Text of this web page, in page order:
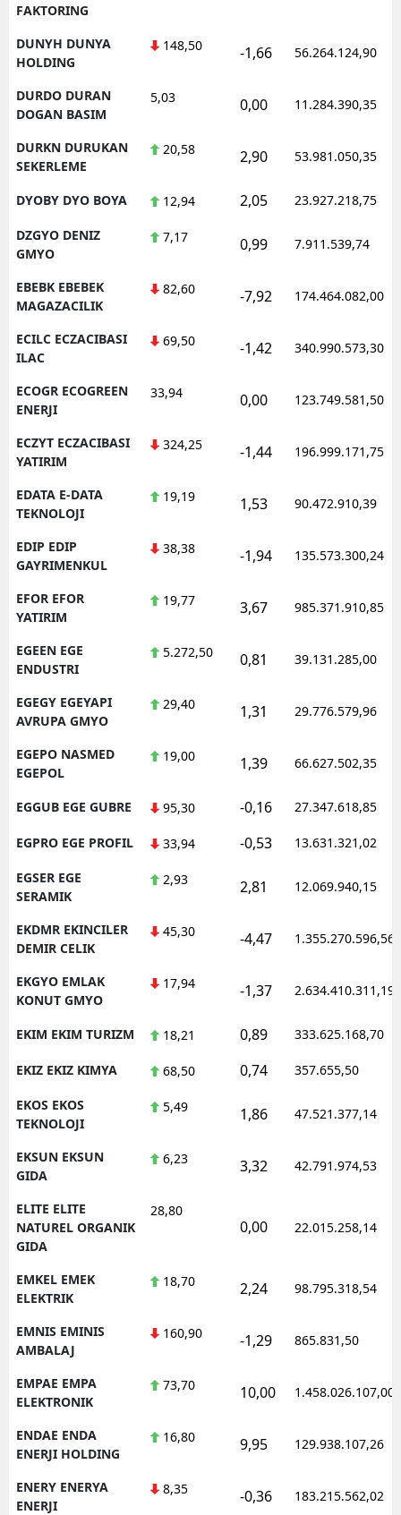
FAKTORING
DUNYH DUNYA
HOLDING
148,50 -1,66 56.264.124,90
DURDO DURAN
DOGAN BASIM
5,03 0,00 11.284.390,35
DURKN DURUKAN
SEKERLEME
20,58 2,90 53.981.050,35
DYOBY DYO BOYA 12,94 2,05 23.927.218,75
DZGYO DENIZ
GMYO
7,17 0,99 7.911.539,74
EBEBK EBEBEK
MAGAZACILIK
82,60 -7,92 174.464.082,00
ECILC ECZACIBASI
ILAC
69,50 -1,42 340.990.573,30
ECOGR ECOGREEN
ENERJI
33,94 0,00 123.749.581,50
ECZYT ECZACIBASI
YATIRIM
324,25 -1,44 196.999.171,75
EDATA E-DATA
TEKNOLOJI
19,19 1,53 90.472.910,39
EDIP EDIP
GAYRIMENKUL
38,38 -1,94 135.573.300,24
EFOR EFOR
YATIRIM
19,77 3,67 985.371.910,85
EGEEN EGE
ENDUSTRI
5.272,50 0,81 39.131.285,00
EGEGY EGEYAPI
AVRUPA GMYO
29,40 1,31 29.776.579,96
EGEPO NASMED
EGEPOL
19,00 1,39 66.627.502,35
EGGUB EGE GUBRE 95,30 -0,16 27.347.618,85
EGPRO EGE PROFIL 33,94 -0,53 13.631.321,02
EGSER EGE
SERAMIK
2,93 2,81 12.069.940,15
EKDMR EKINCILER
DEMIR CELIK
45,30 -4,47 1.355.270.596,56
EKGYO EMLAK
KONUT GMYO
17,94 -1,37 2.634.410.311,19
EKIM EKIM TURIZM 18,21 0,89 333.625.168,70
EKIZ EKIZ KIMYA 68,50 0,74 357.655,50
EKOS EKOS
TEKNOLOJI
5,49 1,86 47.521.377,14
EKSUN EKSUN
GIDA
6,23 3,32 42.791.974,53
ELITE ELITE
NATUREL ORGANIK
GIDA
28,80
0,00 22.015.258,14
EMKEL EMEK
ELEKTRIK
18,70 2,24 98.795.318,54
EMNIS EMINIS
AMBALAJ
160,90 -1,29 865.831,50
EMPAE EMPA
ELEKTRONIK
73,70 10,00 1.458.026.107,00
ENDAE ENDA
ENERJI HOLDING
16,80 9,95 129.938.107,26
ENERY ENERYA
ENERJI
8,35 -0,36 183.215.562,02